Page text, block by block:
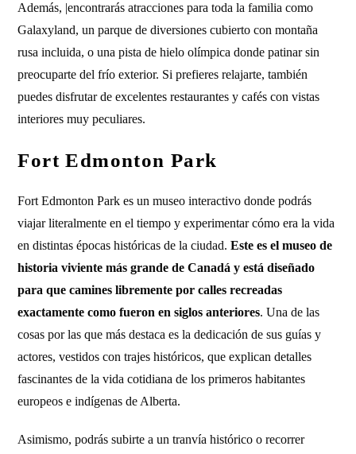
Además, |encontrarás atracciones para toda la familia como
Galaxyland, un parque de diversiones cubierto con montaña
rusa incluida, o una pista de hielo olímpica donde patinar sin
preocuparte del frío exterior. Si prefieres relajarte, también
puedes disfrutar de excelentes restaurantes y cafés con vistas
interiores muy peculiares.
Fort Edmonton Park
Fort Edmonton Park es un museo interactivo donde podrás
viajar literalmente en el tiempo y experimentar cómo era la vida
en distintas épocas históricas de la ciudad.Este es el museo de
historia viviente más grande de Canadá y está diseñado
para que camines libremente por calles recreadas
exactamente como fueron en siglos anteriores. Una de las
cosas por las que más destaca es la dedicación de sus guías y
actores, vestidos con trajes históricos, que explican detalles
fascinantes de la vida cotidiana de los primeros habitantes
europeos e indígenas de Alberta.
Asimismo, podrás subirte a un tranvía histórico o recorrer